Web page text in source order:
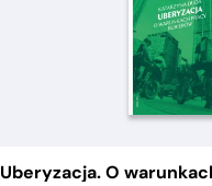
Uberyzacja. O